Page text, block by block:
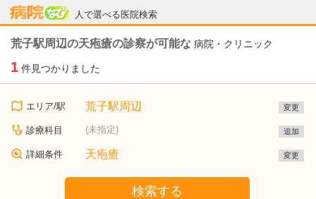
人で選べる医院検索
病院なび
荒子駅周辺の天疱瘡の診察が可能な 病院・クリニック
1 件見つかりました
エリア/駅 荒子駅周辺 変更
診療科目 (未指定) 追加
詳細条件 天疱瘡 変更
検索する